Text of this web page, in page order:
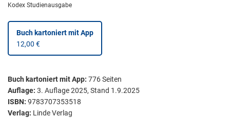
Kodex Studienausgabe
Buch kartoniertmit App
12,00 €
Buch kartoniertmit App: 776Seiten
Auflage: 3. Auflage 2025, Stand 1.9.2025
ISBN: 9783707353518
Verlag: Linde Verlag